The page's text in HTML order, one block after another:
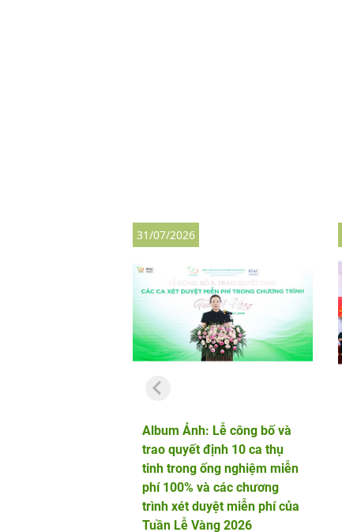
Album Ảnh: Lễ công bố và
trao quyết định 10 ca thụ
tinh trong ống nghiệm miễn
phí 100% và các chương
trình xét duyệt miễn phí của
Tuần Lễ Vàng 2026
31/07/2026